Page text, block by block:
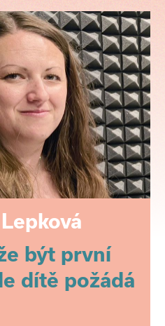
být první
dítě požádá